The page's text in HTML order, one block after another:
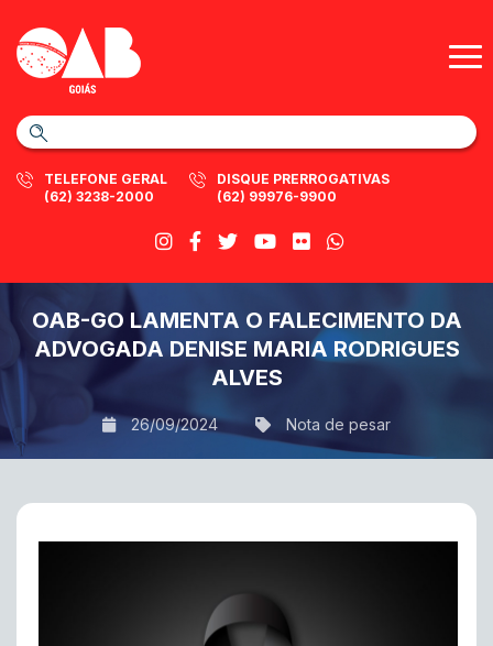
TELEFONE GERAL
(62) 3238-2000
DISQUE PRERROGATIVAS
(62) 99976-9900
OAB-GO LAMENTA O FALECIMENTO DA
ADVOGADA DENISE MARIA RODRIGUES
ALVES
26/09/2024 Nota de pesar